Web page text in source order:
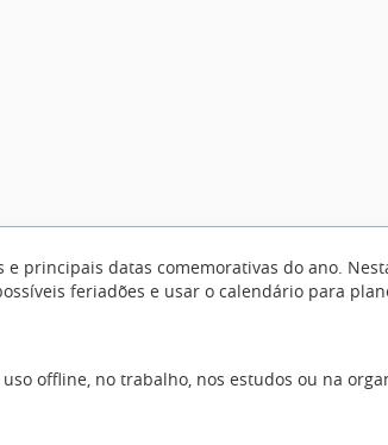
principais datas comemorativas do ano.
feriadões e usar o calendário para
offline, no trabalho, nos estudos ou na